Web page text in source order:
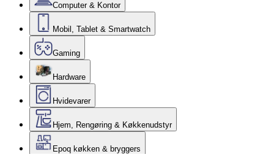
Computer & Kontor
Mobil, Tablet & Smartwatch
Gaming
Hardware
Hvidevarer
Hjem, Rengøring & Køkkenudstyr
Epoq køkken & bryggers